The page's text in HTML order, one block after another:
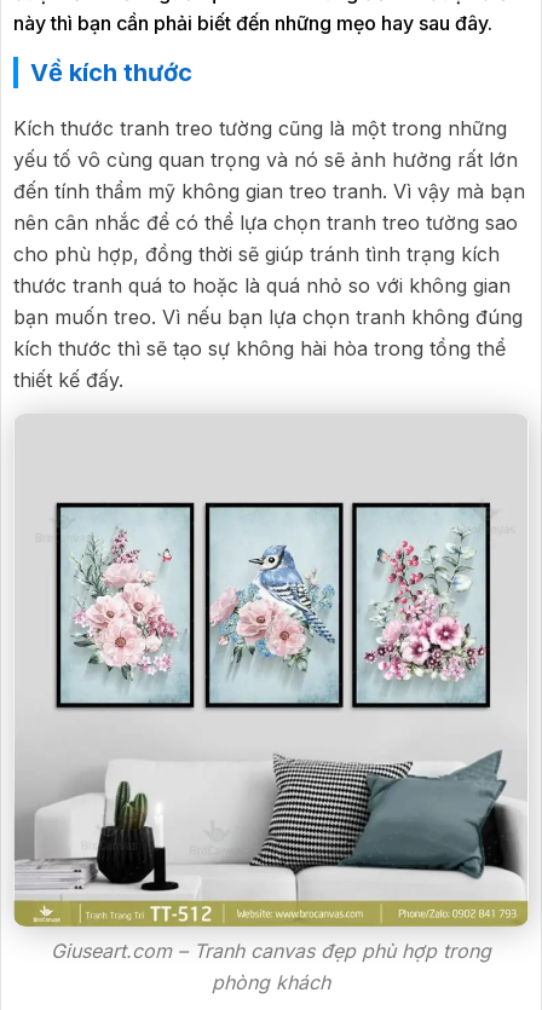
này thì bạn cần phải biết đến những mẹo hay sau đây.
Về kích thước
Kích thước tranh treo tường cũng là một trong những
yếu tố vô cùng quan trọng và nó sẽ ảnh hưởng rất lớn
đến tính thẩm mỹ không gian treo tranh. Vì vậy mà bạn
nên cân nhắc để có thể lựa chọn tranh treo tường sao
cho phù hợp, đồng thời sẽ giúp tránh tình trạng kích
thước tranh quá to hoặc là quá nhỏ so với không gian
bạn muốn treo. Vì nếu bạn lựa chọn tranh không đúng
kích thước thì sẽ tạo sự không hài hòa trong tổng thể
thiết kế đấy.
Giuseart.com – Tranh canvas đẹp phù hợp trong
phòng khách